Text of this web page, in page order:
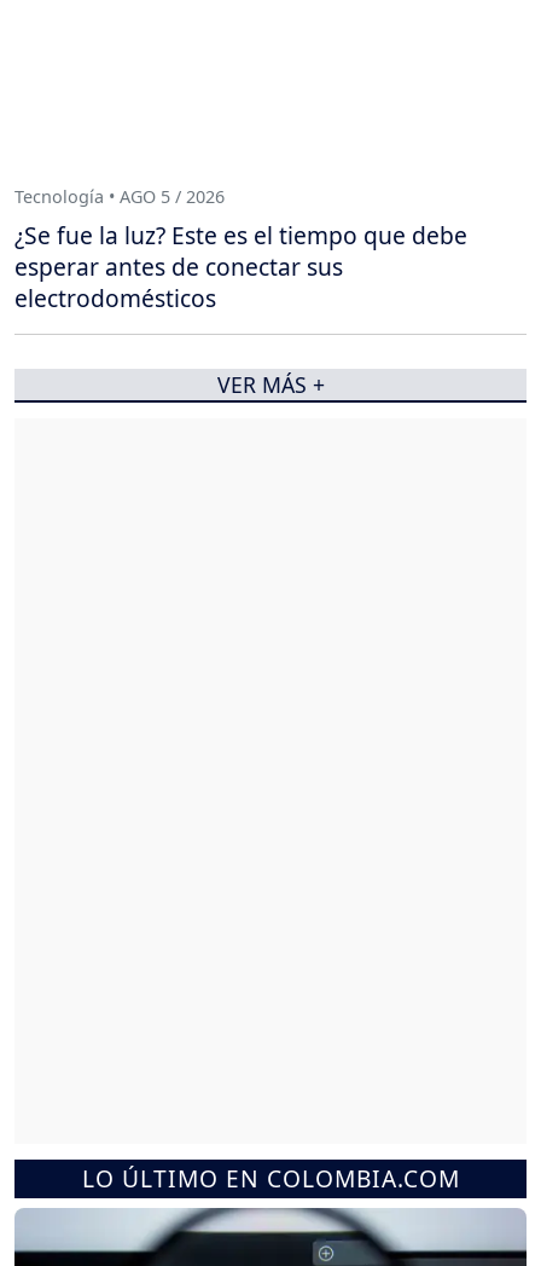
LO ÚLTIMO EN COLOMBIA.COM
Tecnología • AGO 5 / 2026
¿Se fue la luz? Este es el tiempo que debe
esperar antes de conectar sus
electrodomésticos
VER MÁS +